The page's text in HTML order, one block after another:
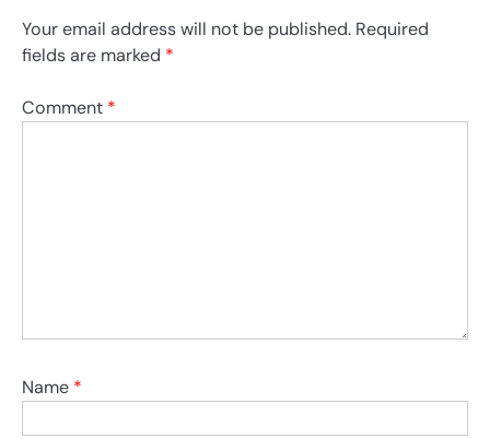
Your email address will not be published. Required
fields are marked *
Comment *
Name *